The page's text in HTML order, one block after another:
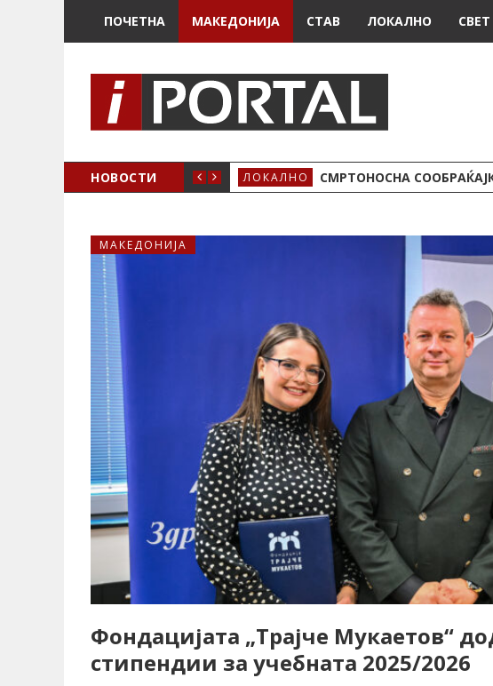
ПОЧЕТНА МАКЕДОНИЈА СТАВ ЛОКАЛНО СВЕТ
НОВОСТИ ЛОКАЛНО СМРТОНОСНА
МАКЕДОНИЈА
Фондацијата „Трајче Мукаетов“
стипендии за учебната 2025/2026